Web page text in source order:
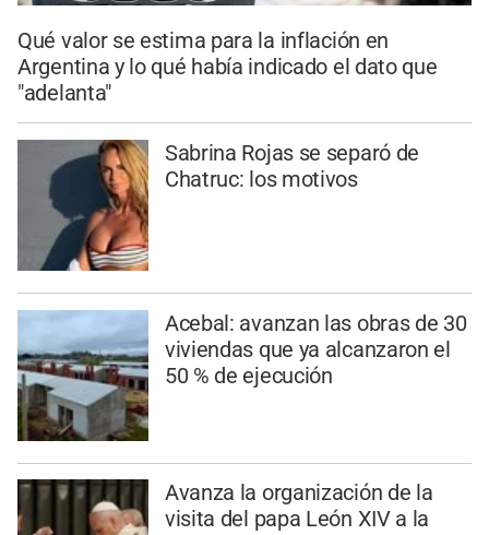
Qué valor se estima para la inflación en
Argentina y lo qué había indicado el dato que
"adelanta"
Sabrina Rojas se separó de
Chatruc: los motivos
Acebal: avanzan las obras de 30
viviendas que ya alcanzaron el
50 % de ejecución
Avanza la organización de la
visita del papa León XIV a la